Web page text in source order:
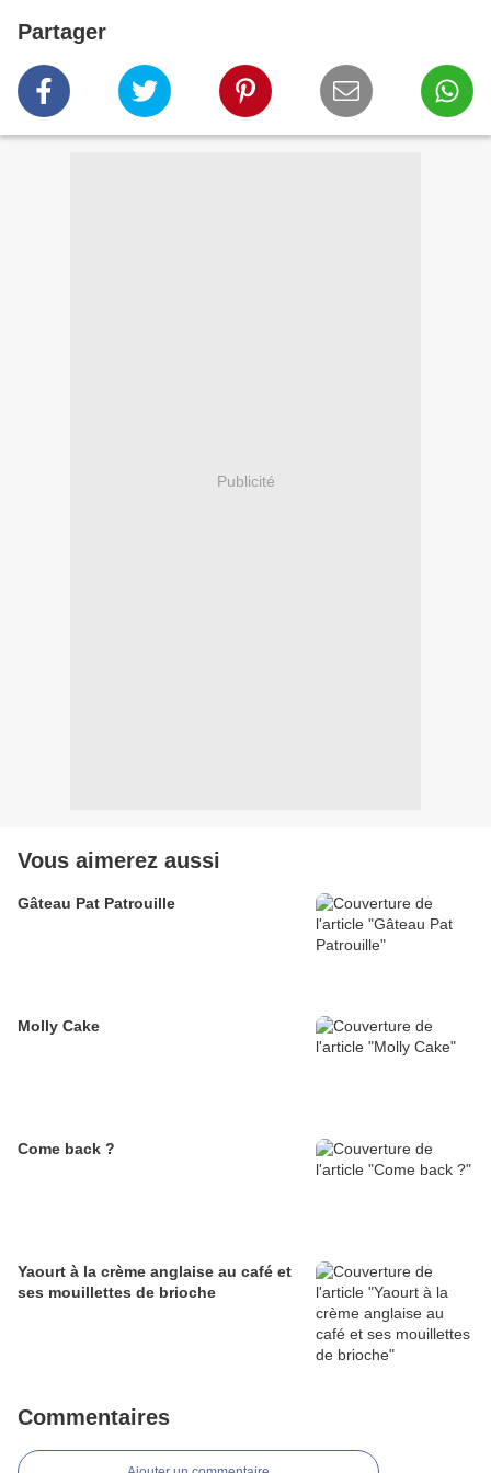
Partager
Publicité
Vous aimerez aussi
Gâteau Pat Patrouille
Molly Cake
Come back ?
Yaourt à la crème anglaise au café et
ses mouillettes de brioche
Commentaires